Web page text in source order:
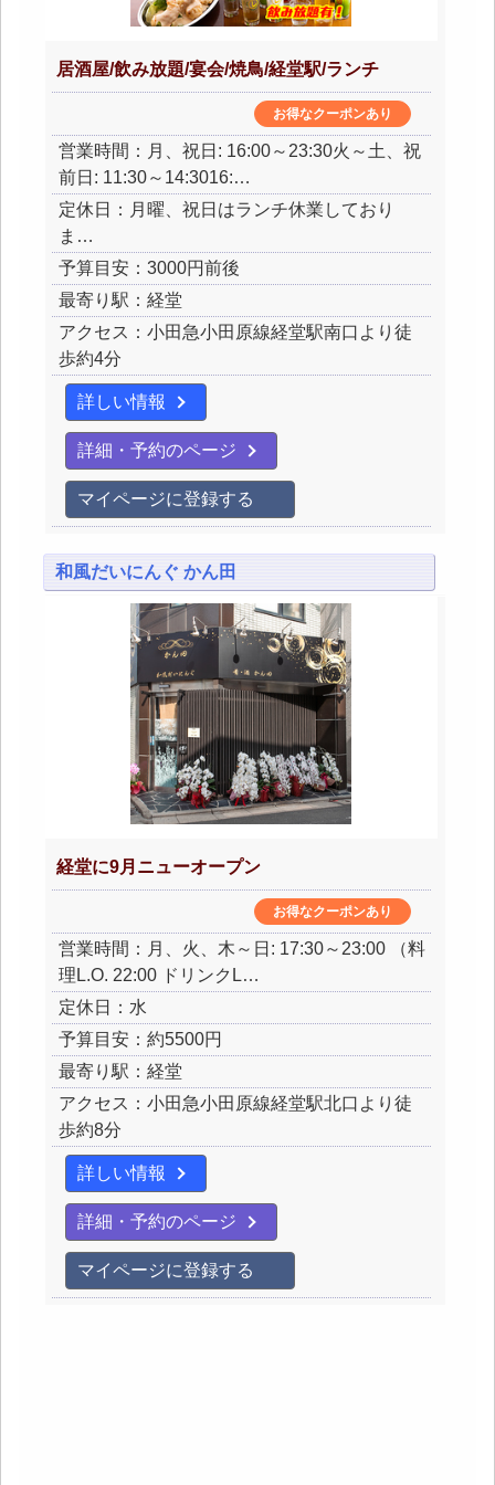
居酒屋/飲み放題/宴会/焼鳥/経堂駅/ランチ
お得なクーポンあり
営業時間：月、祝日: 16:00～23:30火～土、祝
前日: 11:30～14:3016:…
定休日：月曜、祝日はランチ休業しており
ま…
予算目安：3000円前後
最寄り駅：経堂
アクセス：小田急小田原線経堂駅南口より徒
歩約4分
詳しい情報
詳細・予約のページ
マイページに登録する
和風だいにんぐ かん田
経堂に9月ニューオープン
お得なクーポンあり
営業時間：月、火、木～日: 17:30～23:00 （料
理L.O. 22:00 ドリンクL…
定休日：水
予算目安：約5500円
最寄り駅：経堂
アクセス：小田急小田原線経堂駅北口より徒
歩約8分
詳しい情報
詳細・予約のページ
マイページに登録する